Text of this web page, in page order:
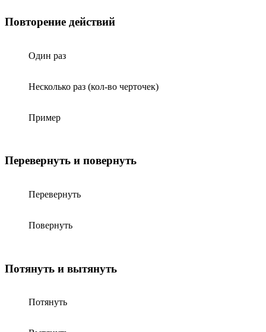
Повторение действий
Один раз
Несколько раз (кол-во черточек)
Пример
Перевернуть и повернуть
Перевернуть
Повернуть
Потянуть и вытянуть
Потянуть